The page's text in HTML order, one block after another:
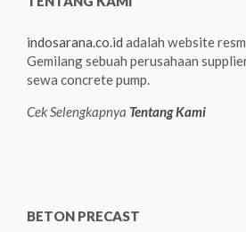
indosarana.co.id adalah website
Gemilang sebuah perusahaan
sewa concrete pump.
Cek Selengkapnya Tentang Kami
BETON PRECAST